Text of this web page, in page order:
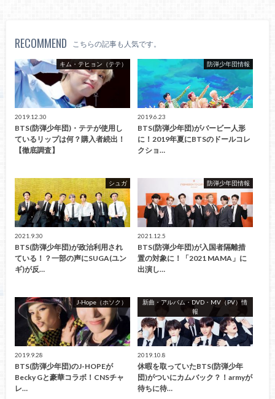
RECOMMEND こちらの記事も人気です。
キム・テヒョン（テテ）
2019.12.30
BTS(防弾少年団)・テテが使用し
ているリップは何？購入者続出！
【徹底調査】
防弾少年団情報
2019.6.23
BTS(防弾少年団)がバービー人形
に！2019年夏にBTSのドールコレ
クショ…
シュガ
2021.9.30
BTS(防弾少年団)が政治利用され
ている！？一部の声にSUGA(ユン
ギ)が反…
防弾少年団情報
2021.12.5
BTS(防弾少年団)が入国者隔離措
置の対象に！「2021 MAMA」に
出演し…
J-Hope（ホソク）
2019.9.28
BTS(防弾少年団)のJ-HOPEが
Becky Gと豪華コラボ！CNSチャ
レ…
新曲・アルバム・DVD・MV（PV）情
報
2019.10.8
休暇を取っていたBTS(防弾少年
団)がついにカムバック？！armyが
待ちに待…